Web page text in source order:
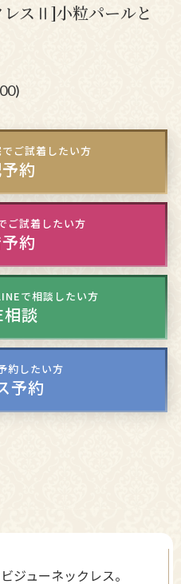
スⅡ]小粒パールと
ご試着したい方
約
ご試着したい方
約
で相談したい方
談
約したい方
予約
ジューネックレス。